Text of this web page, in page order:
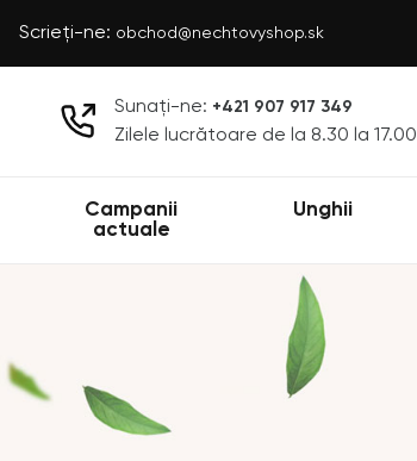
Scrieți-ne: obchod@nechtovyshop.sk
Sunați-ne: +421 907 917 349
Zilele lucrătoare de la 8.30 la 17.00
Campanii
actuale
Unghii